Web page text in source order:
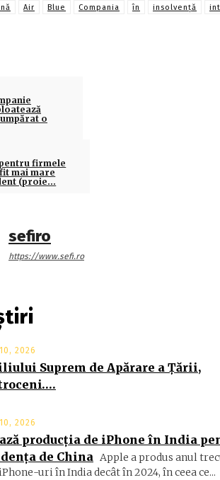
Air Blue Compania în insolvenţă
o
firmele
mai mare
(proie…
sefiro
https://www.sefi.ro
2026
Suprem de Apărare a Ţării,
2026
producția de iPhone în India
de China Apple a produs anul
uri în India decât în 2024, în ceea ce...